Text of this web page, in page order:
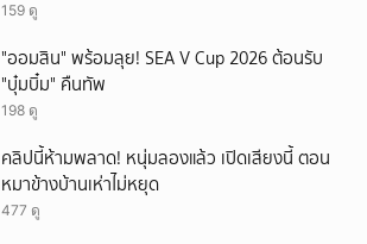
159 ดู
"ออมสิน" พร้อมลุย! SEA V Cup 2026 ต้อนรับ
"บุ๋มบิ๋ม" คืนทัพ
198 ดู
คลิปนี้ห้ามพลาด! หนุ่มลองแล้ว เปิดเสียงนี้ ตอน
หมาข้างบ้านเห่าไม่หยุด
477 ดู